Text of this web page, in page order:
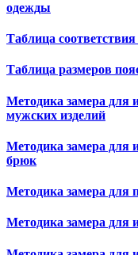
одежды
Таблица
Таблица размеров
Методика замера для
мужских изделий
Методика замера для
брюк
Методика замера для
Методика замера для